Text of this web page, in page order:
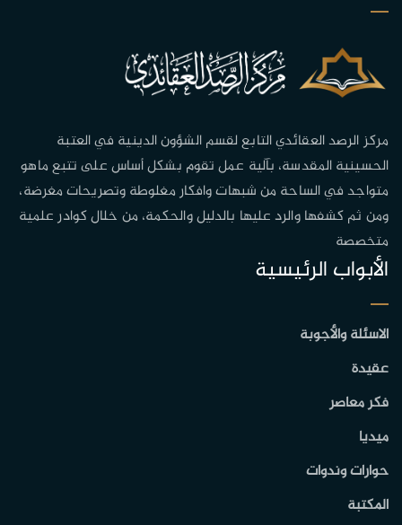
مركز الرصد العقائدي التابع لقسم الشؤون الدينية في العتبة
الحسينية المقدسة، بآلية عمل تقوم بشكل أساس على تتبع ماهو
متواجد في الساحة من شبهات وافكار مغلوطة وتصريحات مغرضة،
ومن ثم كشفها والرد عليها بالدليل والحكمة، من خلال كوادر علمية
متخصصة
الأبواب الرئيسية
الاسئلة والأجوبة
عقيدة
فكر معاصر
ميديا
حوارات وندوات
المكتبة